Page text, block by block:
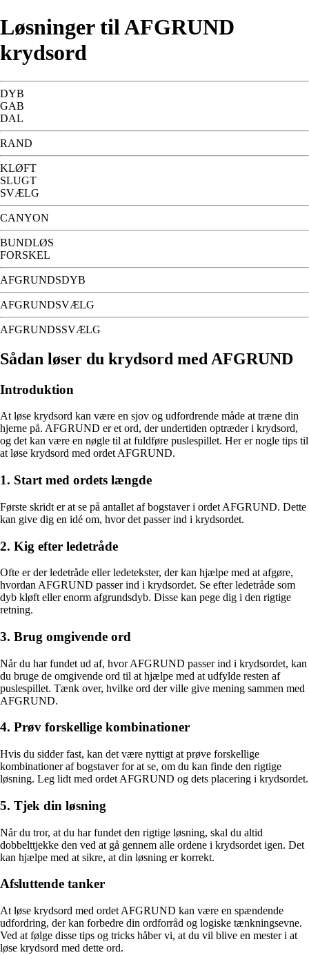
Løsninger til AFGRUND
krydsord
DYB
GAB
DAL
RAND
KLØFT
SLUGT
SVÆLG
CANYON
BUNDLØS
FORSKEL
AFGRUNDSDYB
AFGRUNDSVÆLG
AFGRUNDSSVÆLG
Sådan løser du krydsord med AFGRUND
Introduktion
At løse krydsord kan være en sjov og udfordrende måde at træne din
hjerne på. AFGRUND er et ord, der undertiden optræder i krydsord,
og det kan være en nøgle til at fuldføre puslespillet. Her er nogle tips til
at løse krydsord med ordet AFGRUND.
1. Start med ordets længde
Første skridt er at se på antallet af bogstaver i ordet AFGRUND. Dette
kan give dig en idé om, hvor det passer ind i krydsordet.
2. Kig efter ledetråde
Ofte er der ledetråde eller ledetekster, der kan hjælpe med at afgøre,
hvordan AFGRUND passer ind i krydsordet. Se efter ledetråde som
dyb kløft eller enorm afgrundsdyb. Disse kan pege dig i den rigtige
retning.
3. Brug omgivende ord
Når du har fundet ud af, hvor AFGRUND passer ind i krydsordet, kan
du bruge de omgivende ord til at hjælpe med at udfylde resten af
puslespillet. Tænk over, hvilke ord der ville give mening sammen med
AFGRUND.
4. Prøv forskellige kombinationer
Hvis du sidder fast, kan det være nyttigt at prøve forskellige
kombinationer af bogstaver for at se, om du kan finde den rigtige
løsning. Leg lidt med ordet AFGRUND og dets placering i krydsordet.
5. Tjek din løsning
Når du tror, at du har fundet den rigtige løsning, skal du altid
dobbelttjekke den ved at gå gennem alle ordene i krydsordet igen. Det
kan hjælpe med at sikre, at din løsning er korrekt.
Afsluttende tanker
At løse krydsord med ordet AFGRUND kan være en spændende
udfordring, der kan forbedre din ordforråd og logiske tænkningsevne.
Ved at følge disse tips og tricks håber vi, at du vil blive en mester i at
løse krydsord med dette ord.